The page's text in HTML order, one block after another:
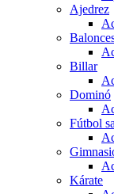
Ajedrez
Billar
Dominó
Fútbol
Kárate